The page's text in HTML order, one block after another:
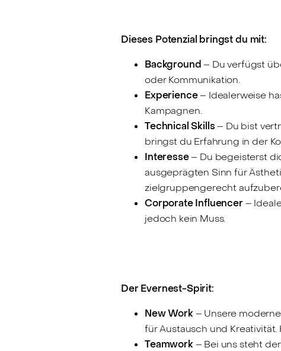
Dieses Potenzial bringst du mit:
Background – Du verfügst
oder Kommunikation.
Experience– Idealerweise
Kampagnen.
Technical Skills– Du bist
bringst du Erfahrung in der
Interesse– Du begeisterst
ausgeprägten Sinn für
zielgruppengerecht
Corporate Influencer –
jedoch kein Muss.
Der Evernest-Spirit:
New Work– Unsere
für Austausch und
Teamwork– Bei uns steht